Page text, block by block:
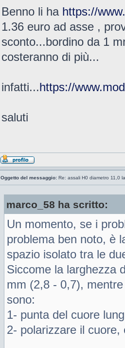
Benno li ha https://
1.36 euro ad asse ,
sconto...bordino da 1
costeranno di più...
infatti...https://
saluti
Oggetto del messaggio: Re: assali H0 diametro 11,0
marco_58 ha scritto:
Un momento, se i
problema ben noto, è
spazio isolato tra le
Siccome la larghezza
mm (2,8 - 0,7),
sono:
1- punta del cuore
2- polarizzare il